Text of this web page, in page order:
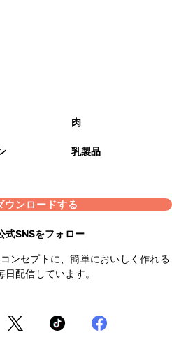
肉
乳製品
ウンロードする
式SNSをフォロー
ンセプトに、簡単においしく作れる
日配信しています。